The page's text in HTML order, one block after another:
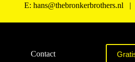
E: hans@thebronkerbrothers.nl |
Contact